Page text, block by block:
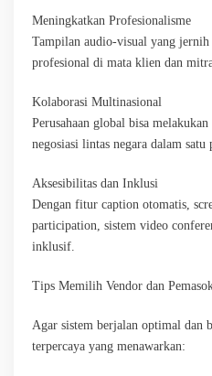
Meningkatkan Profesionalisme
Tampilan audio-visual yang jernih
profesional di mata klien dan
Kolaborasi Multinasional
Perusahaan global bisa
negosiasi lintas negara dalam
Aksesibilitas dan Inklusi
Dengan fitur caption otomatis,
participation, sistem video
inklusif.
Tips Memilih Vendor dan
Agar sistem berjalan optimal dan
terpercaya yang menawarkan: